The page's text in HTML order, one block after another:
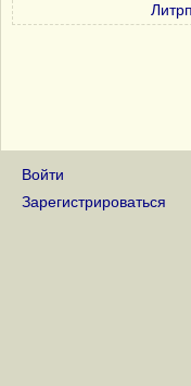
Войти
Зарегистрироваться